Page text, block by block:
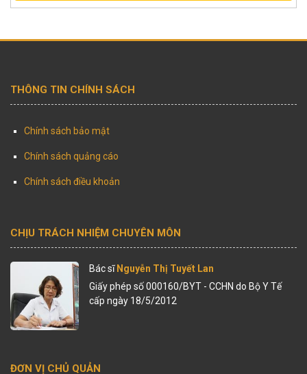
THÔNG TIN CHÍNH SÁCH
Chính sách bảo mật
Chính sách quảng cáo
Chính sách điều khoản
CHỊU TRÁCH NHIỆM CHUYÊN MÔN
Bác sĩ Nguyễn Thị Tuyết Lan
Giấy phép số 000160/BYT - CCHN do Bộ Y Tế
cấp ngày 18/5/2012
ĐƠN VỊ CHỦ QUẢN